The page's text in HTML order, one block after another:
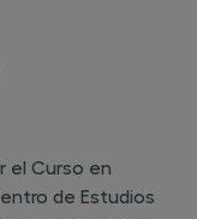
el Curso en
de Estudios